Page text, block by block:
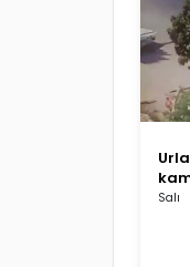
Salı